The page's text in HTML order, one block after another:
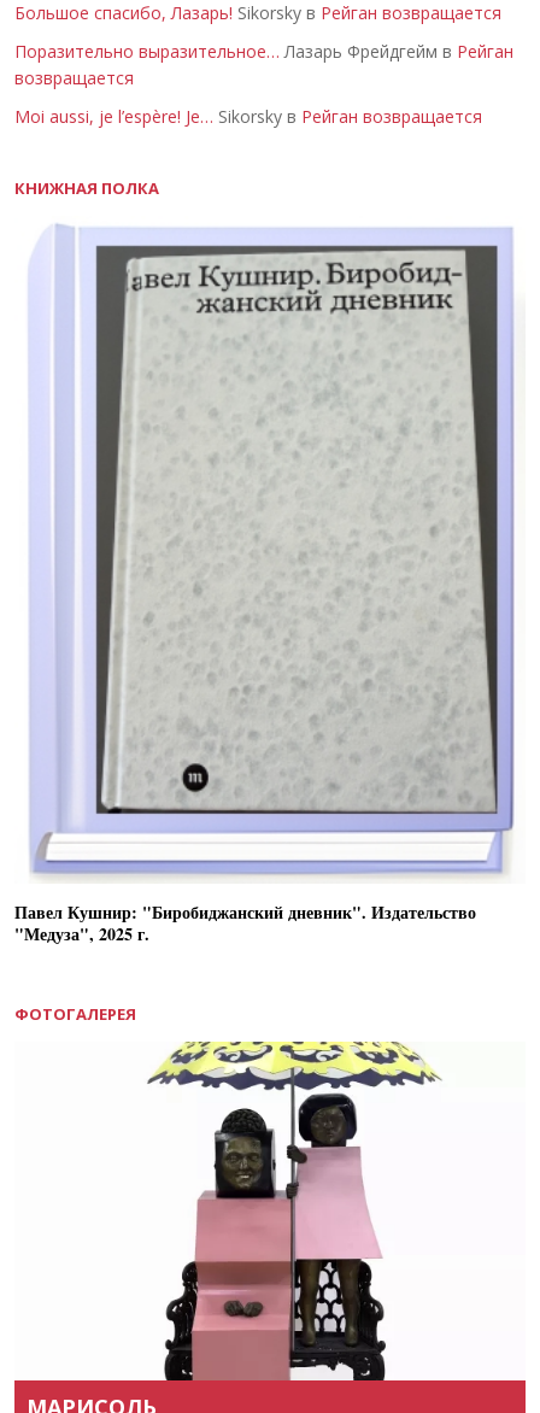
Большое спасибо, Лазарь! Sikorsky в Рейган возвращается
Поразительно выразительное… Лазарь Фрейдгейм в Рейган
возвращается
Moi aussi, je l’espère! Je… Sikorsky в Рейган возвращается
КНИЖНАЯ ПОЛКА
Павел Кушнир: "Биробиджанский дневник". Издательство
"Медуза", 2025 г.
ФОТОГАЛЕРЕЯ